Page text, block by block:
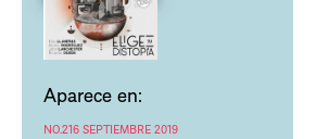
Aparece en:
NO.216 SEPTIEMBRE 2019